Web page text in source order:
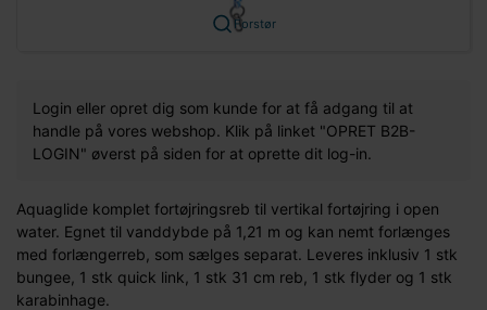
Forstør
Login eller opret dig som kunde for at få adgang til at
handle på vores webshop. Klik på linket "OPRET B2B-
LOGIN" øverst på siden for at oprette dit log-in.
Aquaglide komplet fortøjringsreb til vertikal fortøjring i open
water. Egnet til vanddybde på 1,21 m og kan nemt forlænges
med forlængerreb, som sælges separat. Leveres inklusiv 1 stk
bungee, 1 stk quick link, 1 stk 31 cm reb, 1 stk flyder og 1 stk
karabinhage.